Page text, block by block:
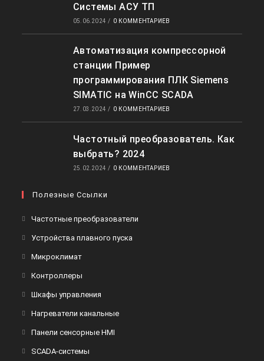
Системы АСУ ТП
05.06.2024 / 0 КОММЕНТАРИЕВ
Автоматизация компрессорной
станции Пример
программирования ПЛК Siemens
SIMATIC на WinCC SCADA
27.03.2024 / 0 КОММЕНТАРИЕВ
Частотный преобразователь. Как
выбрать? 2024
25.02.2024 / 0 КОММЕНТАРИЕВ
Полезные Ссылки
Частотные преобразователи
Устройства плавного пуска
МикроклиматОткроется
вкладке
Контроллеры
вкладке
Шкафы управления
вкладке
Нагреватели канальныеОткроется
Панели сенсорные HMI
SCADA-системы